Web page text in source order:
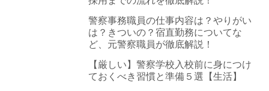
警察事務職員の仕事内容は？やりがい
は？きついの？宿直勤務についてな
ど、元警察職員が徹底解説！
【厳しい】警察学校入校前に身につけ
ておくべき習慣と準備５選【生活】